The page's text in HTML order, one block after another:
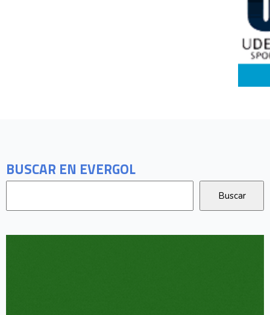
BUSCAR EN EVERGOL